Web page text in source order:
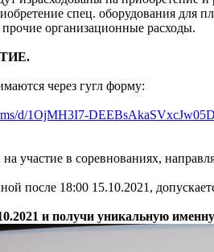
спец. оборудования для
организационные расходы.
через гугл форму:
d/1OjMH3I7-
участие в соревнованиях,
после 18:00 15.10.2021,
и получи уникальную